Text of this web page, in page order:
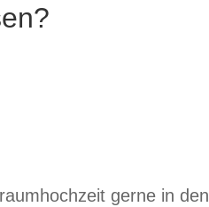
gerne in den